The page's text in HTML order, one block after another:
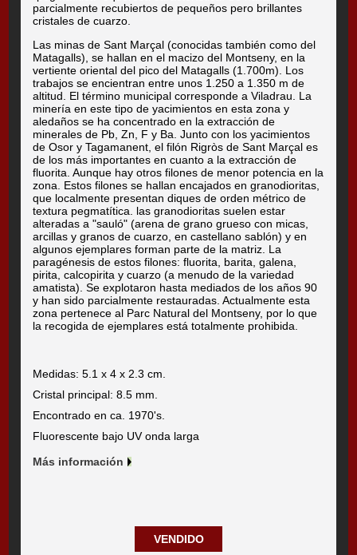
parcialmente recubiertos de pequeños pero brillantes
cristales de cuarzo.
Las minas de Sant Marçal (conocidas también como del
Matagalls), se hallan en el macizo del Montseny, en la
vertiente oriental del pico del Matagalls (1.700m). Los
trabajos se encientran entre unos 1.250 a 1.350 m de
altitud. El término municipal corresponde a Viladrau. La
minería en este tipo de yacimientos en esta zona y
aledaños se ha concentrado en la extracción de
minerales de Pb, Zn, F y Ba. Junto con los yacimientos
de Osor y Tagamanent, el filón Rigròs de Sant Marçal es
de los más importantes en cuanto a la extracción de
fluorita. Aunque hay otros filones de menor potencia en la
zona. Estos filones se hallan encajados en granodioritas,
que localmente presentan diques de orden métrico de
textura pegmatítica. las granodioritas suelen estar
alteradas a "sauló" (arena de grano grueso con micas,
arcillas y granos de cuarzo, en castellano sablón) y en
algunos ejemplares forman parte de la matriz. La
paragénesis de estos filones: fluorita, barita, galena,
pirita, calcopirita y cuarzo (a menudo de la variedad
amatista). Se explotaron hasta mediados de los años 90
y han sido parcialmente restauradas. Actualmente esta
zona pertenece al Parc Natural del Montseny, por lo que
la recogida de ejemplares está totalmente prohibida.
Medidas: 5.1 x 4 x 2.3 cm.
Cristal principal: 8.5 mm.
Encontrado en ca. 1970's.
Fluorescente bajo UV onda larga
Más información
VENDIDO